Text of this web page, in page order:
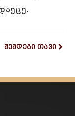
შემდეგი თავი